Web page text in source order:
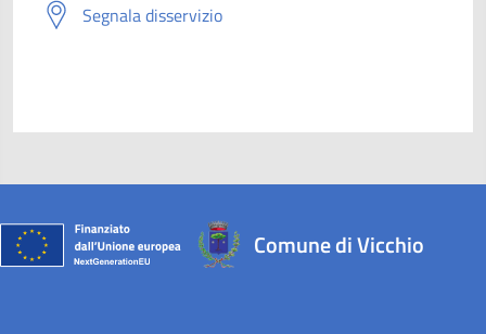
Segnala disservizio
Comune di Vicchio